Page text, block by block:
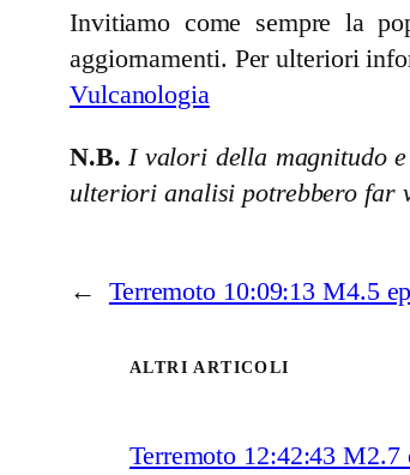
Invitiamo come sempre la
aggiornamenti. Per ulteriori
Vulcanologia
N.B. I valori della magnitudo
ulteriori analisi potrebbero far
← Terremoto 10:09:13 M4.5
ALTRI ARTICOLI
Terremoto 12:42:43